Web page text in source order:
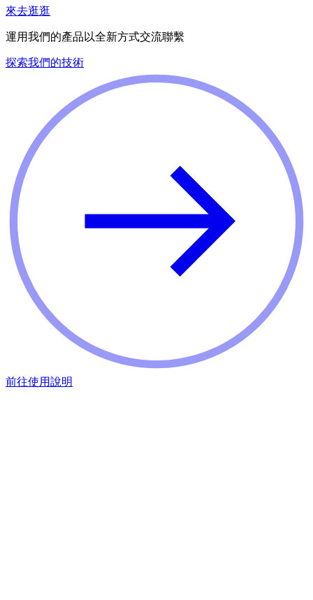
來去逛逛
運用我們的產品以全新方式交流聯繫
探索我們的技術
前往使用說明